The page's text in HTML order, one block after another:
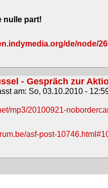
nulle part!
de/node/
- Gespräch zur
am: So, 03.10.2010 -
mp3/20100921-
asf-post-